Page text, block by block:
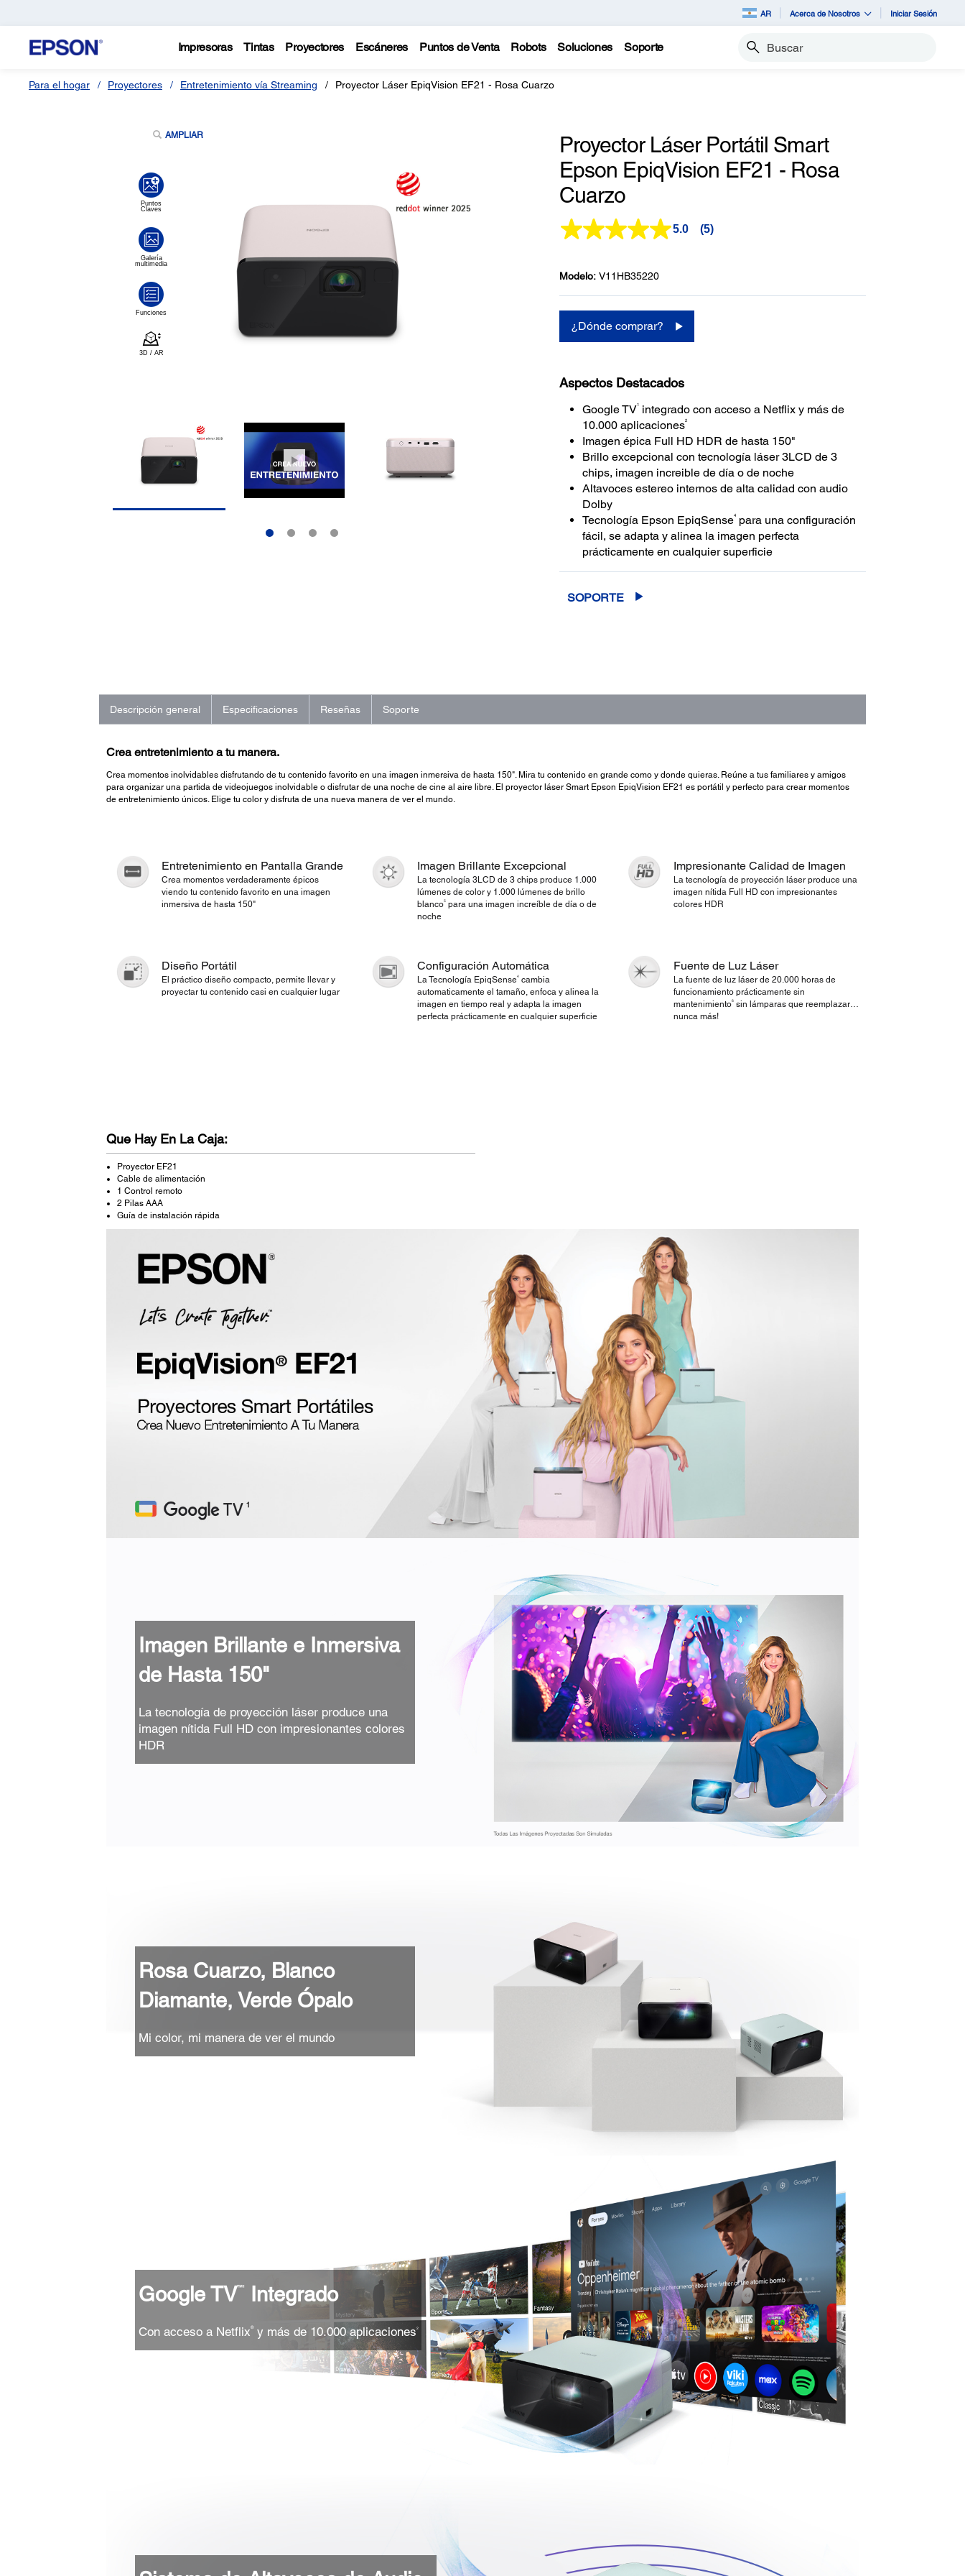
AR Acerca de Nosotros Iniciar Sesión
Impresoras Tintas Proyectores Escáneres Puntos de Venta Robots Soluciones Soporte Buscar
Para el hogar Proyectores Entretenimiento vía Streaming Proyector Láser EpiqVision EF21 - Rosa Cuarzo
AMPLIAR
Proyector Láser Portátil Smart
Epson EpiqVision EF21 - Rosa
Cuarzo
5.0
Lea
(5)
Modelo: V11HB35220
¿Dónde comprar?
Aspectos Destacados
Google TV1integrado con acceso a Netflix y más de
10.000 aplicaciones2
Imagen épica Full HD HDR de hasta 150"
Brillo excepcional con tecnología láser 3LCD de 3
chips, imagen increible de día o de noche
Altavoces estereo internos de alta calidad con audio
Dolby
Tecnología Epson EpiqSense4para una configuración
fácil, se adapta y alinea la imagen perfecta
prácticamente en cualquier superficie
SOPORTE
Descripción general Especificaciones Reseñas Soporte
Crea entretenimiento a tu manera.
Crea momentos inolvidables disfrutando de tu contenido favorito en una imagen inmersiva de hasta 150". Mira tu contenido en grande como y donde quieras. Reúne a tus familiares y amigos
para organizar una partida de videojuegos inolvidable o disfrutar de una noche de cine al aire libre. El proyector láser Smart Epson EpiqVision EF21 es portátil y perfecto para crear momentos
de entretenimiento únicos. Elige tu color y disfruta de una nueva manera de ver el mundo.
Entretenimiento en Pantalla Grande
Crea momentos verdaderamente épicos
viendo tu contenido favorito en una imagen
inmersiva de hasta 150"
Imagen Brillante Excepcional
La tecnología 3LCD de 3 chips produce 1.000
lúmenes de color y 1.000 lúmenes de brillo
blanco5 para una imagen increíble de día o de
noche
Impresionante Calidad de Imagen
La tecnología de proyección láser produce una
imagen nítida Full HD con impresionantes
colores HDR
Diseño Portátil
El práctico diseño compacto, permite llevar y
proyectar tu contenido casi en cualquier lugar
Configuración Automática
La Tecnología EpiqSense4 cambia
automaticamente el tamaño, enfoca y alinea la
imagen en tiempo real y adapta la imagen
perfecta prácticamente en cualquier superficie
Fuente de Luz Láser
La fuente de luz láser de 20.000 horas de
funcionamiento prácticamente sin
mantenimiento6sin lámparas que reemplazar…
nunca más!
Que Hay En La Caja:
Proyector EF21
Cable de alimentación
1 Control remoto
2 Pilas AAA
Guía de instalación rápida
Imagen Brillante e Inmersiva
de Hasta 150"
La tecnología de proyección láser produce una
imagen nítida Full HD con impresionantes colores
HDR
Rosa Cuarzo, Blanco
Diamante, Verde Ópalo
Mi color, mi manera de ver el mundo
Google TV™¹ Integrado
Con acceso a Netflix®y más de 10.000 aplicaciones 2